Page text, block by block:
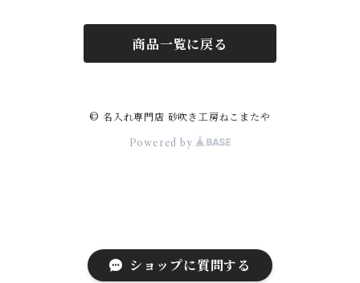
ショップに質問する
商品一覧に戻る
© 名入れ専門店 砂吹き工房ねこまたや
Powered by